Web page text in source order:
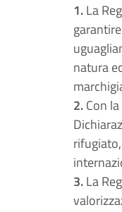
1.La
natura
2.Con
3.La